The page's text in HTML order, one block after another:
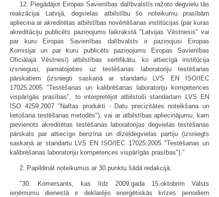
12. Piegādājot Eiropas Savienības dalībvalstīs ražoto degvielu tās
realizācijai Latvijā, degvielas atbilstību šo noteikumu prasībām
apliecina ar akreditētas atbilstības novērtēšanas institūcijas (par kuras
akreditāciju publicēts paziņojums laikrakstā "Latvijas Vēstnesis" vai
par kuru Eiropas Savienības dalībvalsts ir paziņojusi Eiropas
Komisijai un par kuru publicēts paziņojums Eiropas Savienības
Oficiālajā Vēstnesī) atbilstības sertifikātu, ko attiecīgā institūcija
izsniegusi, pamatojoties uz testēšanas laboratoriju testēšanas
pārskatiem (izsniegti saskaņā ar standartu LVS EN ISO/IEC
17025:2005 "Testēšanas un kalibrēšanas laboratoriju kompetences
vispārīgās prasības", to interpretējot atbilstoši standartam LVS EN
ISO 4259:2007 "Naftas produkti - Datu precizitātes noteikšana un
lietošana testēšanas metodēs"), vai ar atbilstības apliecinājumu, kam
pievienots akreditētas testēšanas laboratorijas degvielas testēšanas
pārskats par attiecīgo benzīna un dīzeļdegvielas partiju (izsniegts
saskaņā ar standartu LVS EN ISO/IEC 17025:2005 "Testēšanas un
kalibrēšanas laboratoriju kompetences vispārīgās prasības")."
2. Papildināt noteikumus ar 30.punktu šādā redakcijā:
"30. Komersants, kas līdz 2009.gada 15.oktobrim Valsts
ieņēmumu dienestā ir deklarējis enerģētiskās krīzes periodiem